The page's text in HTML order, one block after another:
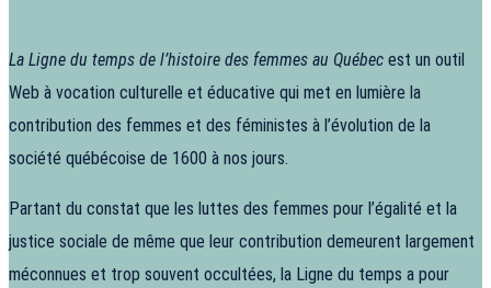
La Ligne du temps de l’histoire des femmes au Québec est un outil
Web à vocation culturelle et éducative qui met en lumière la
contribution des femmes et des féministes à l’évolution de la
société québécoise de 1600 à nos jours.
Partant du constat que les luttes des femmes pour l’égalité et la
justice sociale de même que leur contribution demeurent largement
méconnues et trop souvent occultées, la Ligne du temps a pour